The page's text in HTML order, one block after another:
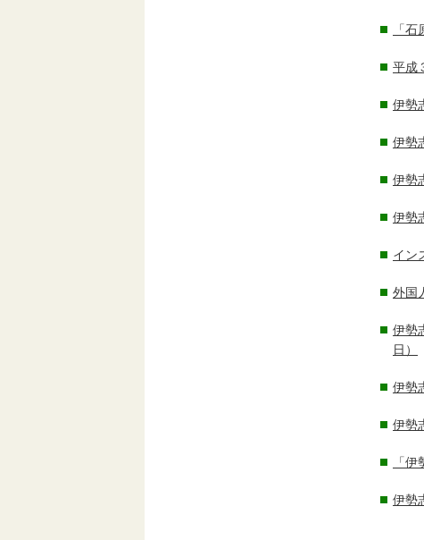
「
平成
伊勢
伊勢
伊勢
伊勢
イン
外国
伊勢
日）
伊勢
伊勢
「
伊勢